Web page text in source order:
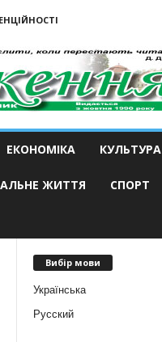
ЕКОНОМІКА КУЛЬТУРА
ЖИТТЯ СПОРТ
Вибір мови
Українська
Русский